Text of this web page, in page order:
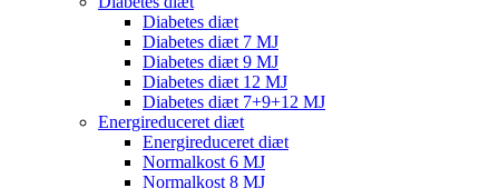
Diabetes diæt
Diabetes diæt 7 MJ
Diabetes diæt 9 MJ
Diabetes diæt 12 MJ
Diabetes diæt 7+9+12 MJ
Energireduceret diæt
Energireduceret diæt
Normalkost 6 MJ
Normalkost 8 MJ